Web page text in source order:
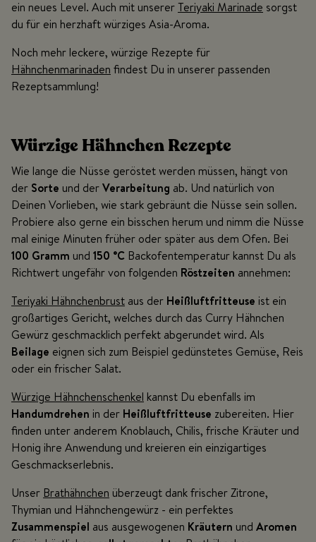
ein neues Level. Auch mit unsererTeriyaki Marinade sorgst
du für ein herzhaft würziges Asia-Aroma.
Noch mehr leckere, würzige Rezepte für
Hähnchenmarinaden findest Du in unserer passenden
Rezeptsammlung!
Würzige Hähnchen Rezepte
Wie lange die Nüsse geröstet werden müssen, hängt von
der Sorte und derVerarbeitung ab. Und natürlich von
Deinen Vorlieben, wie stark gebräunt die Nüsse sein sollen.
Probiere also gerne ein bisschen herum und nimm die Nüsse
mal einige Minuten früher oder später aus dem Ofen. Bei
100 Gramm und 150 °C Backofentemperatur kannst Du als
Richtwert ungefähr von folgenden Röstzeiten annehmen:
Teriyaki Hähnchenbrust aus der Heißluftfritteuse ist ein
großartiges Gericht, welches durch das Curry Hähnchen
Gewürz geschmacklich perfekt abgerundet wird. Als
Beilage eignen sich zum Beispiel gedünstetes Gemüse, Reis
oder ein frischer Salat.
Würzige Hähnchenschenkel kannst Du ebenfalls im
Handumdrehen in der Heißluftfritteuse zubereiten. Hier
finden unter anderem Knoblauch, Chilis, frische Kräuter und
Honig ihre Anwendung und kreieren ein einzigartiges
Geschmackserlebnis.
Unser Brathähnchen überzeugt dank frischer Zitrone,
Thymian und Hähnchengewürz - ein perfektes
Zusammenspiel aus ausgewogenen Kräutern und Aromen